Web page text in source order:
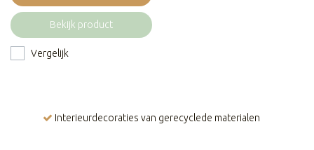
Bekijk product
Vergelijk
Interieurdecoraties van gerecyclede materialen